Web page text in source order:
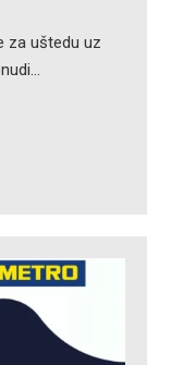
za uštedu uz